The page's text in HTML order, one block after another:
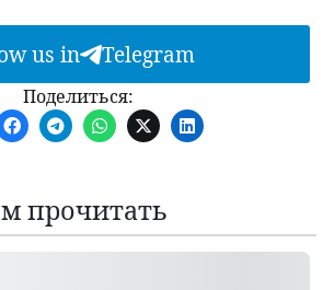
us in Telegram
Поделиться:
прочитать